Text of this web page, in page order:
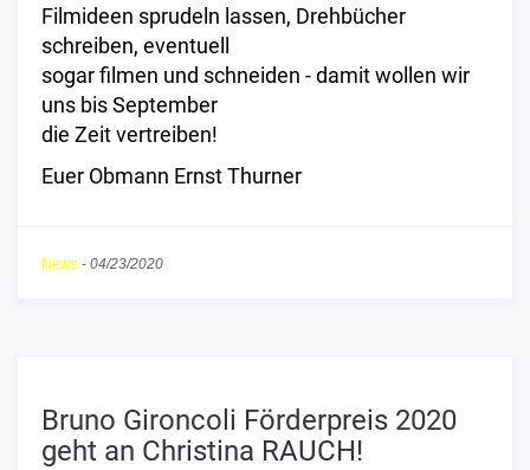
Filmideen sprudeln lassen, Drehbücher
schreiben, eventuell
sogar filmen und schneiden - damit wollen wir
uns bis September
die Zeit vertreiben!
Euer Obmann Ernst Thurner
News - 04/23/2020
Bruno Gironcoli Förderpreis 2020
geht an Christina RAUCH!